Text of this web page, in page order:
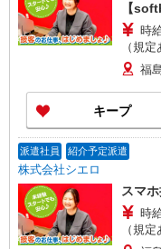
【
時
（規定あり） ゜+゜・。
+゜ 入社
頂くと,
い・週
+゜・
福
キープ
派遣社員 紹介予定派遣
株式会社シエロ
スマ
時
（規定あり） ゜+゜・。
+゜ 入社